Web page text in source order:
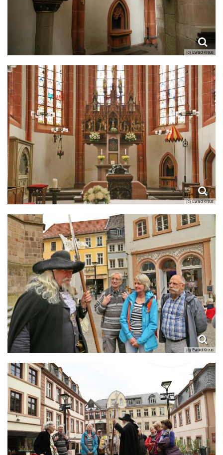
(c) Ewald Kreus
(c) Ewald Kreus
(c) Ewald Kreus